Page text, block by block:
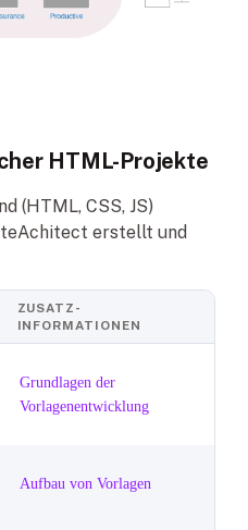
HTML-Projekte
(HTML, CSS, JS)
erstellt und
ZUSATZ-
INFORMATIONEN
Grundlagen der
Vorlagenentwicklung
Aufbau von Vorlagen